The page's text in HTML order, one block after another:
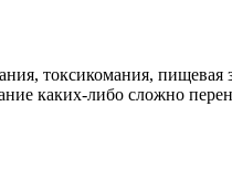
токсикомания, пищевая
каких-либо сложно